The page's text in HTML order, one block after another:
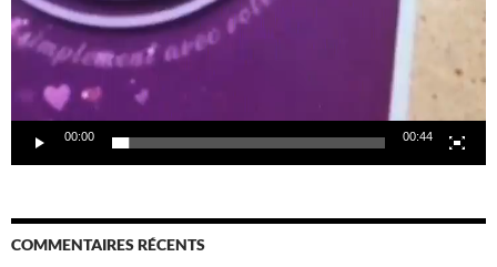
00:00 00:44
COMMENTAIRES RÉCENTS